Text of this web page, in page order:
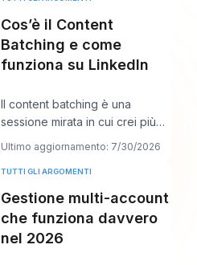
Cos’è il Content
Batching e come
funziona su LinkedIn
Il content batching è una
sessione mirata in cui crei più
post LinkedIn in una volta sola,
per poi p
Ultimo aggiornamento: 7/30/2026
TUTTI GLI ARGOMENTI
Gestione multi-account
che funziona davvero
nel 2026